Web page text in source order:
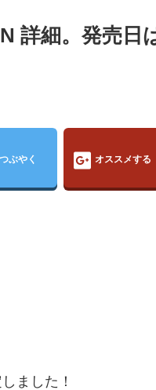
詳細。発売日
つぶやく オススメする
ました！